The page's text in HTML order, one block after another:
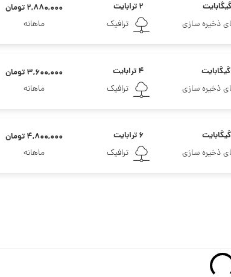
ذخیره سازی
۲ ترابایت
ترافیک
۲,۸۸۰,۰۰۰ تومان
ماهانه
ذخیره سازی
۴ ترابایت
ترافیک
۳,۶۰۰,۰۰۰ تومان
ماهانه
ذخیره سازی
۶ ترابایت
ترافیک
۴,۸۰۰,۰۰۰ تومان
ماهانه